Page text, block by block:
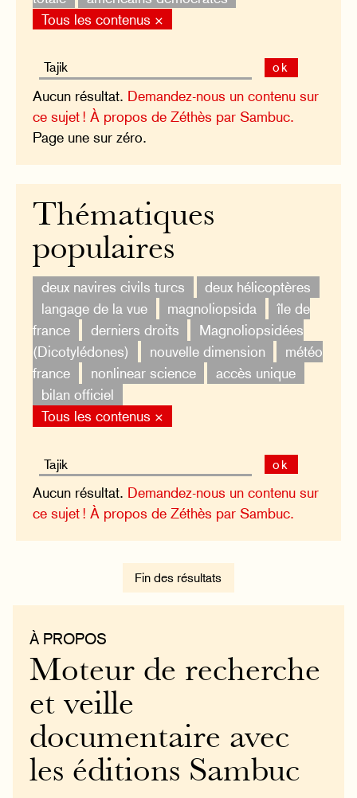
Tous les contenus ×
ok
Aucun résultat. Demandez-nous un contenu sur
ce sujet ! À propos de Zéthès par Sambuc.
Page une sur zéro.
Thématiques
populaires
deux navires civils turcs
deux hélicoptères
langage de la vue
magnoliopsida
île de
france
derniers droits
Magnoliopsidées
(Dicotylédones)
nouvelle dimension
météo
france
nonlinear science
accès unique
bilan officiel
Tous les contenus ×
ok
Aucun résultat. Demandez-nous un contenu sur
ce sujet ! À propos de Zéthès par Sambuc.
Fin des résultats
À PROPOS
Moteur de recherche
et veille
documentaire avec
les éditions Sambuc